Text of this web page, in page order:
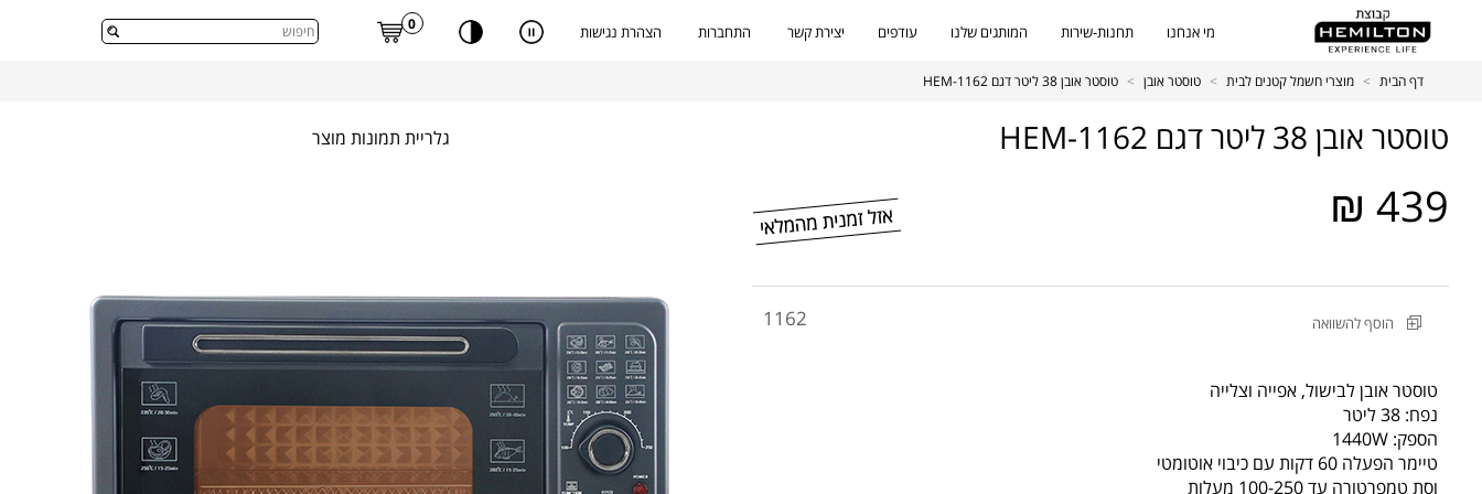
דלג לתוכן העמוד
מי אנחנו תחנות-שירות המותגים שלנו עודפים יצירת קשר התחברות הצהרת נגישות 0
דף הבית > מוצרי חשמל קטנים לבית > טוסטר אובן > טוסטר אובן 38 ליטר דגם HEM-1162
טוסטר אובן 38 ליטר דגם HEM-1162
439 ₪
1162
מקט
הוסף להשוואה
אובן
38
ליטר
דגם
HEM-
טוסטר אובן לבישול, אפייה וצלייה
נפח: 38 ליטר
הספק: 1440W
טיימר הפעלה 60 דקות עם כיבוי אוטומטי
וסת טמפרטורה עד 100-250 מעלות
גלריית תמונות מוצר